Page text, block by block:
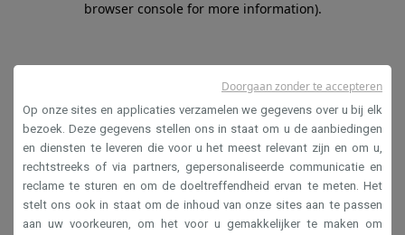
browser console for more information).
Op onze sites en applicaties verzamelen we gegevens over u bij elk
bezoek. Deze gegevens stellen ons in staat om u de aanbiedingen
en diensten te leveren die voor u het meest relevant zijn en om u,
rechtstreeks of via partners, gepersonaliseerde communicatie en
reclame te sturen en om de doeltreffendheid ervan te meten. Het
stelt ons ook in staat om de inhoud van onze sites aan te passen
aan uw voorkeuren, om het voor u gemakkelijker te maken om
Doorgaan zonder te accepteren